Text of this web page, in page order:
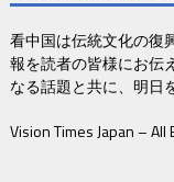
看中国は伝統文化の復
報を読者の皆様にお伝
なる話題と共に、明日
Vision Times Japan – All